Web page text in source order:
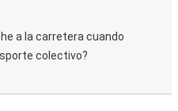
a la carretera cuando
colectivo?